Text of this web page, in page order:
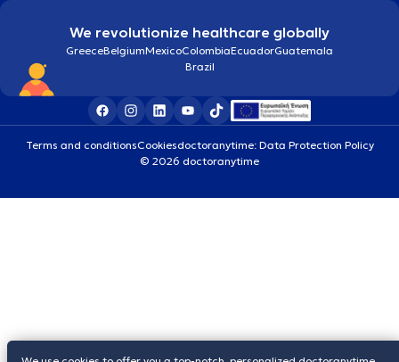
We revolutionize healthcare globally
GreeceBelgiumMexicoColombiaEcuadorGuatemala
Brazil
Terms and conditionsCookiesdoctoranytime: Data Protection Policy
© 2026 doctoranytime